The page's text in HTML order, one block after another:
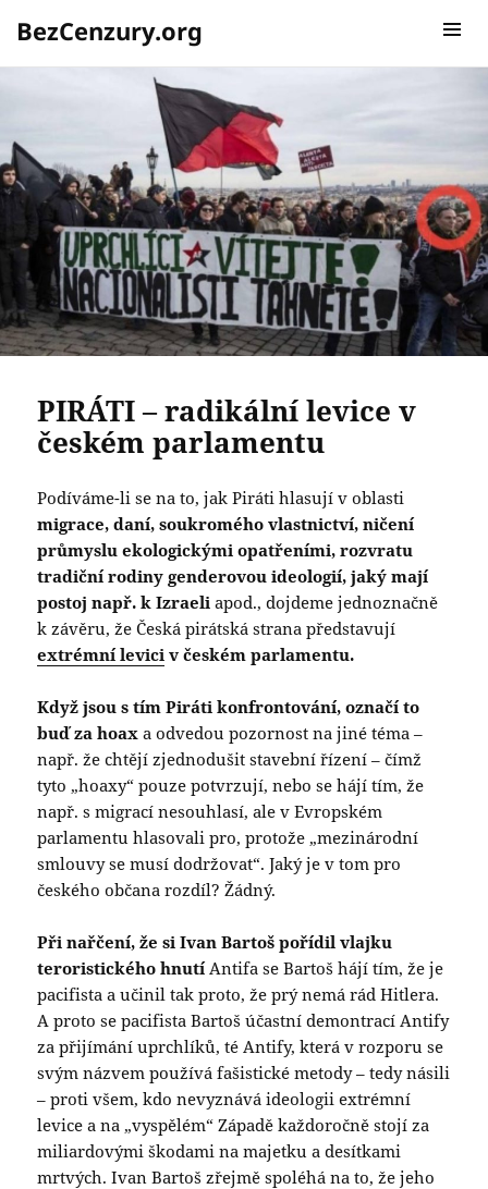
BezCenzury.org
MENU A
PIRÁTI – radikální levice v
českém parlamentu
Podíváme-li se na to, jak Piráti hlasují v oblasti
migrace, daní, soukromého vlastnictví, ničení
průmyslu ekologickými opatřeními, rozvratu
tradiční rodiny genderovou ideologií, jaký mají
postoj např. k Izraeli apod., dojdeme jednoznačně
k závěru, že Česká pirátská strana představují
extrémní levici v českém parlamentu.
Když jsou s tím Piráti konfrontování, označí to
buď za hoax a odvedou pozornost na jiné téma –
např. že chtějí zjednodušit stavební řízení – čímž
tyto „hoaxy“ pouze potvrzují, nebo se hájí tím, že
např. s migrací nesouhlasí, ale v Evropském
parlamentu hlasovali pro, protože „mezinárodní
smlouvy se musí dodržovat“. Jaký je v tom pro
českého občana rozdíl? Žádný.
Při nařčení, že si Ivan Bartoš pořídil vlajku
teroristického hnutíAntifa se Bartoš hájí tím, že je
pacifista a učinil tak proto, že prý nemá rád Hitlera.
A proto se pacifista Bartoš účastní demontrací Antify
za přijímání uprchlíků, té Antify, která v rozporu se
svým názvem používá fašistické metody – tedy násili
– proti všem, kdo nevyznává ideologii extrémní
levice a na „vyspělém“ Západě každoročně stojí za
miliardovými škodami na majetku a desítkami
mrtvých. Ivan Bartoš zřejmě spoléhá na to, že jeho